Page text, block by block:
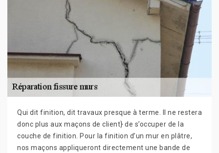
Qui dit finition, dit travaux presque à terme. Il ne restera
donc plus aux maçons de client} de s’occuper de la
couche de finition. Pour la finition d’un mur en plâtre,
nos maçons appliqueront directement une bande de